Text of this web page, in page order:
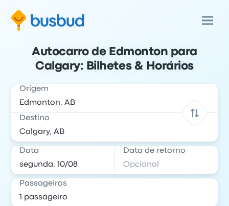
Autocarro de Edmonton para
Calgary: Bilhetes & Horários
Origem
Destino
Data Data de retorno
Passageiros